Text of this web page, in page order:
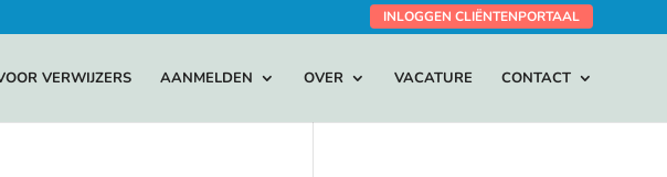
INLOGGEN CLIËNTENPORTAAL
VERWIJZERS AANMELDEN OVER VACATURE CONTACT